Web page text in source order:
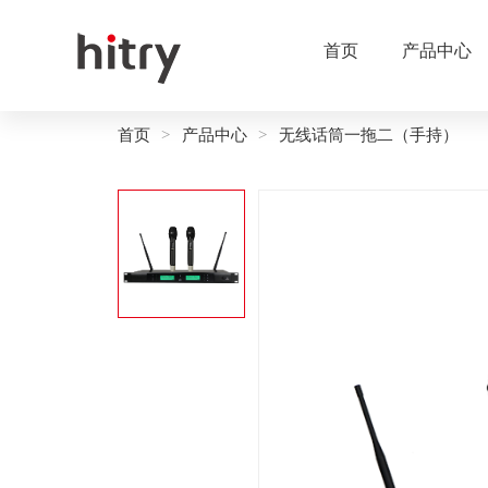
首页 产品中心
首页 > 产品中心 > 无线话筒一拖二（手持）